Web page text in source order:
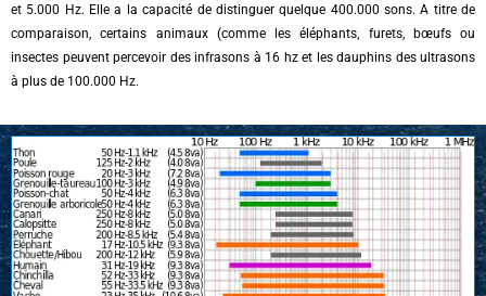
et 5.000 Hz. Elle a la capacité de distinguer quelque 400.000 sons. A titre de
comparaison, certains animaux (comme les éléphants, furets, bœufs ou
insectes peuvent percevoir des infrasons à 16 hz et les dauphins des ultrasons
à plus de 100.000 Hz.